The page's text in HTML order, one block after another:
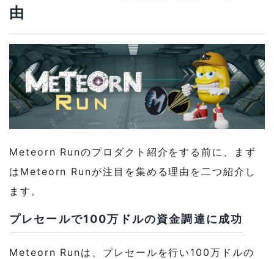
2-2 二種類のゲームモードを採用：シングルモ
ードと4人でのPvP
2-3 アプリ版リリースは2024年第1四半期を予
定
2-4 NFTシューズを活用してより多くのトーク
2-5 NFTのスカラーシップを採用し、参入障壁
2-6 Meteorn Runのエコシステム
由
Meteorn Runのプロダクト紹介をする前に、まず
はMeteorn Runが注目を集める理由を二つ紹介し
ます。
プレセールで100万ドルの資金調達に成功
Meteorn Runは、プレセールを行い100万ドルの